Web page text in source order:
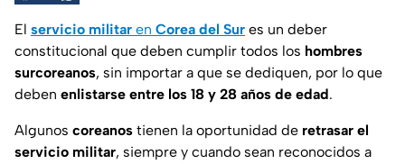
El servicio militar en Corea del Sur es un deber
constitucional que deben cumplir todos los hombres
surcoreanos, sin importar a que se dediquen, por lo que
deben enlistarse entre los 18 y 28 años de edad.
Algunos coreanos tienen la oportunidad de retrasar el
servicio militar, siempre y cuando sean reconocidos a